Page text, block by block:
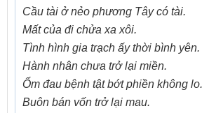
Cầu tài ở nẻo phương Tây có tài.
Mất của đi chửa xa xôi.
Tình hình gia trạch ấy thời bình yên.
Hành nhân chưa trở lại miền.
Ốm đau bệnh tật bớt phiền không lo.
Buôn bán vốn trở lại mau.